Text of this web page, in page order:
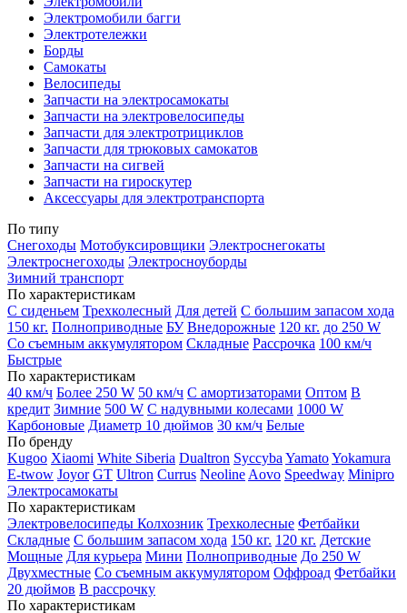
Электромобили багги
Электротележки
Борды
Самокаты
Велосипеды
Запчасти на электросамокаты
Запчасти на электровелосипеды
Запчасти для электротрициклов
Запчасти для трюковых самокатов
Запчасти на сигвей
Запчасти на гироскутер
Аксессуары для электротранспорта
По типу
Снегоходы Мотобуксировщики Электроснегокаты
Электроснегоходы Электросноуборды
Зимний транспорт
По характеристикам
С сиденьем Трехколесный Для детей С большим запасом хода
150 кг. Полноприводные БУ Внедорожные 120 кг. до 250 W
Со съемным аккумулятором Складные Рассрочка 100 км/ч
Быстрые
По характеристикам
40 км/ч Более 250 W 50 км/ч С амортизаторами Оптом В
кредит Зимние 500 W С надувными колесами 1000 W
Карбоновые Диаметр 10 дюймов 30 км/ч Белые
По бренду
Kugoo Xiaomi White Siberia Dualtron Syccyba YamatoYokamura
E-twow Joyor GT Ultron Currus Neoline Aovo Speedway Minipro
Электросамокаты
По характеристикам
Электровелосипеды Колхозник Трехколесные Фетбайки
Складные С большим запасом хода 150 кг. 120 кг. Детские
Мощные Для курьера Мини Полноприводные До 250 W
Двухместные Со съемным аккумулятором Оффроад Фетбайки
20 дюймов В рассрочку
По характеристикам